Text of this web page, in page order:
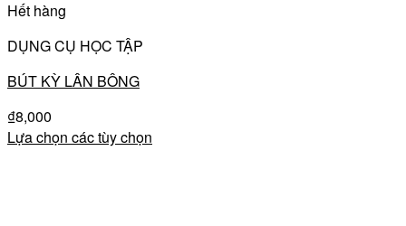
Hết hàng
DỤNG CỤ HỌC TẬP
BÚT KỲ LÂN BÔNG
₫8,000
Lựa chọn các tùy chọn